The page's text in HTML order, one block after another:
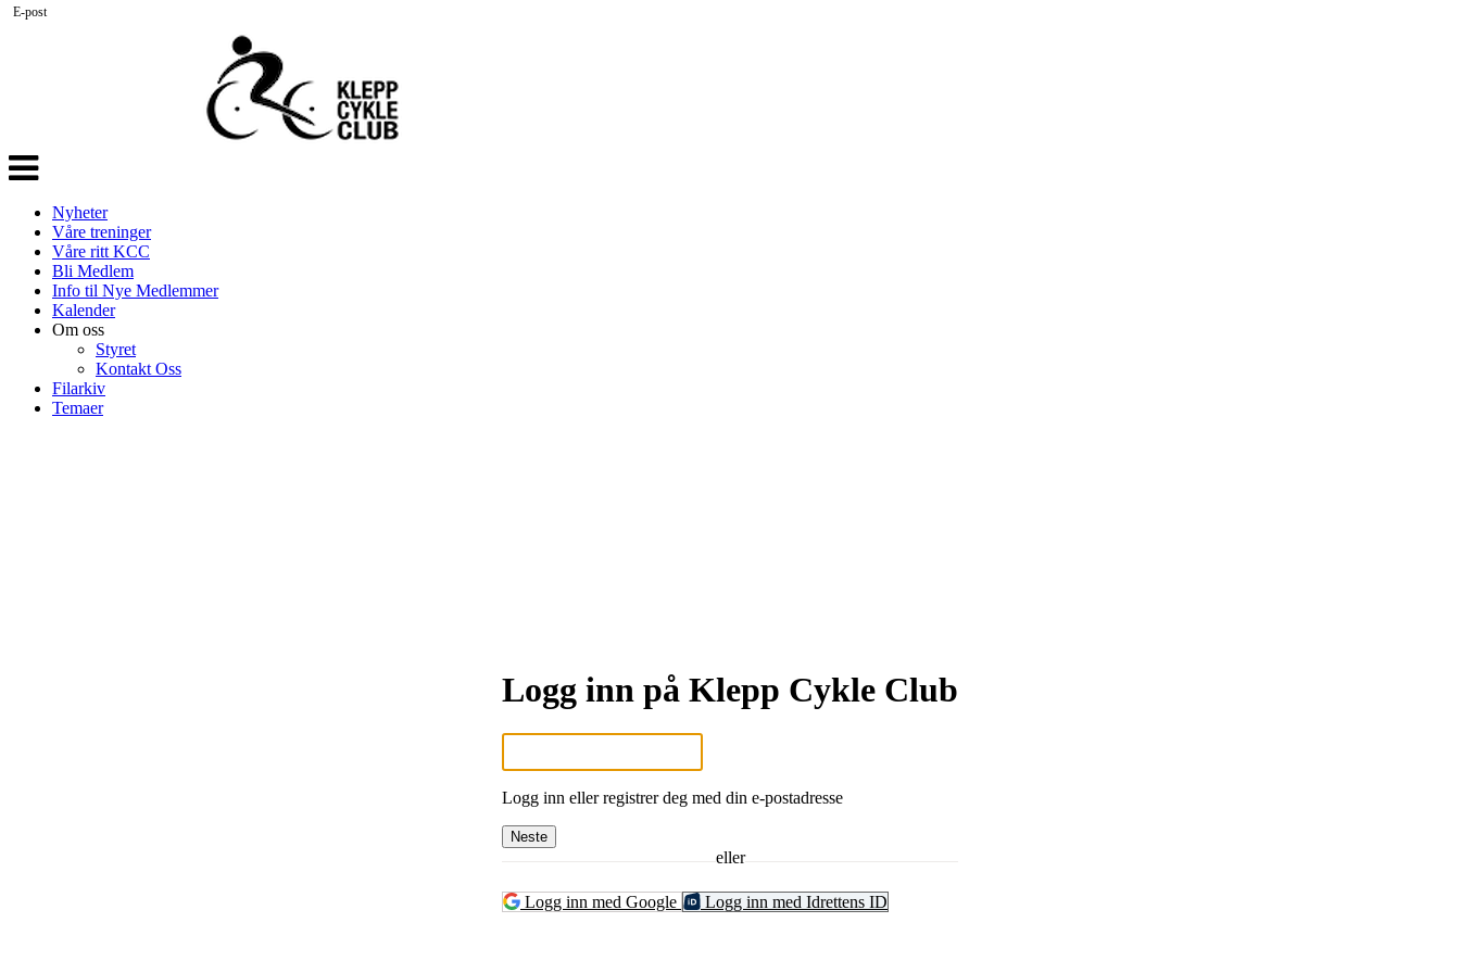
Veksle
navigasjon
Nyheter
Våre treninger
Våre ritt KCC
Bli Medlem
Info til Nye Medlemmer
Kalender
Om oss
Styret
Kontakt Oss
Filarkiv
Temaer
Logg inn på Klepp Cykle Club
E-post
Logg inn eller registrer deg med din e-postadresse
Neste
eller
Logg inn med Google Logg inn med Idrettens ID